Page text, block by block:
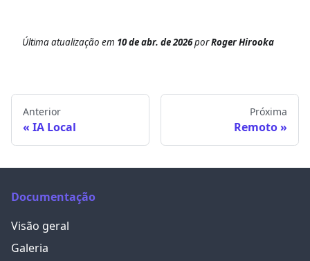
Última atualização em 10 de abr. de 2026porRoger Hirooka
Anterior
IA Local
Próxima
Remoto
Documentação
Visão geral
Galeria